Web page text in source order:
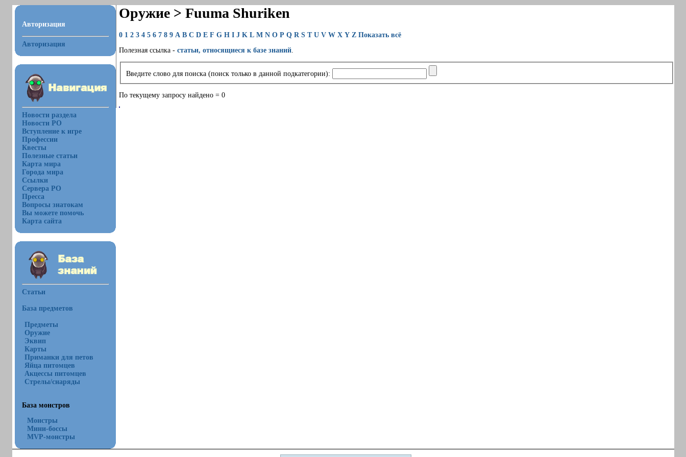
Авторизация
Авторизация
Новости раздела
Новости РО
Вступление к игре
Профессии
Квесты
Полезные статьи
Карта мира
Города мира
Ссылки
Сервера РО
Пресса
Вопросы знатокам
Вы можете помочь
Карта сайта
Статьи
База предметов
Предметы
Оружие
Эквип
Карты
Приманки для петов
Яйца питомцев
Акцессы питомцев
Стрелы/снаряды
База монстров
Монстры
Мини-боссы
MVP-монстры
Оружие > Fuuma Shuriken
0 1 2 3 4 5 6 7 8 9 A B C D E F G H I J K L M N O P Q R S T U V W X Y Z Показать всё
Полезная ссылка - статьи, относящиеся к базе знаний.
Введите слово для поиска (поиск только в данной подкатегории):
По текущему запросу найдено = 0